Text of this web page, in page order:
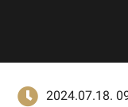
2024.07.18.